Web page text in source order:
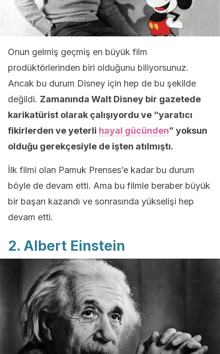
Onun gelmiş geçmiş en büyük film
prodüktörlerinden biri olduğunu biliyorsunuz.
Ancak bu durum Disney için hep de bu şekilde
değildi. Zamanında Walt Disney bir gazetede
karikatürist olarak çalışıyordu ve “yaratıcı
fikirlerden ve yeterli hayal gücünden” yoksun
olduğu gerekçesiyle de işten atılmıştı.
İlk filmi olan Pamuk Prenses’e kadar bu durum
böyle de devam etti. Ama bu filmle beraber büyük
bir başarı kazandı ve sonrasında yükselişi hep
devam etti.
2. Albert Einstein